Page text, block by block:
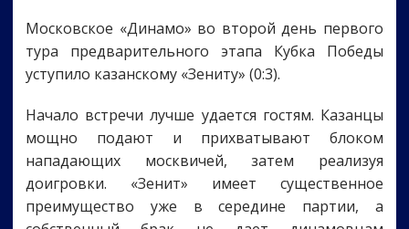
Московское «Динамо» во второй день первого
тура предварительного этапа Кубка Победы
уступило казанскому «Зениту» (0:3).
Начало встречи лучше удается гостям. Казанцы
мощно подают и прихватывают блоком
нападающих москвичей, затем реализуя
доигровки. «Зенит» имеет существенное
преимущество уже в середине партии, а